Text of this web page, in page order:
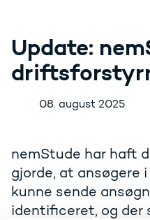
Update:
08. august 2025
nemStude har haft
gjorde, at ansøgere
kunne sende
identificeret, og der